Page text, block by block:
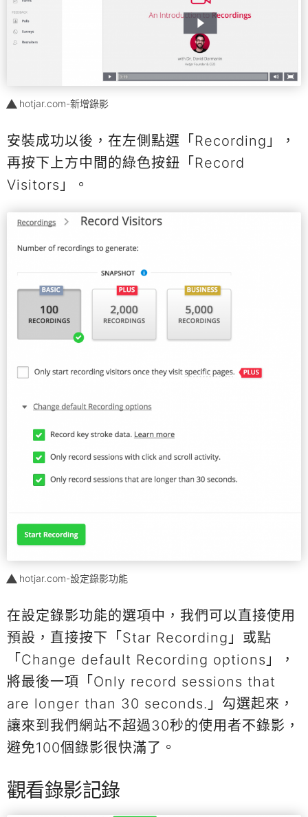
hotjar.com-新增錄影
安裝成功以後，在左側點選「Recording」，
再按下上方中間的綠色按鈕「Record
Visitors」。
hotjar.com-設定錄影功能
在設定錄影功能的選項中，我們可以直接使用
預設，直接按下「Star Recording」或點
「Change default Recording options」，
將最後一項「Only record sessions that
are longer than 30 seconds.」勾選起來，
讓來到我們網站不超過30秒的使用者不錄影，
避免100個錄影很快滿了。
觀看錄影記錄